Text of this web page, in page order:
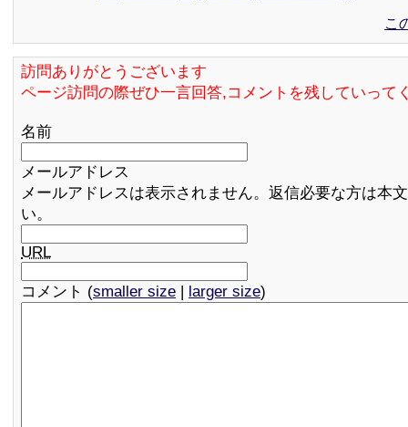
こ
訪問ありがとうございます
ページ訪問の際ぜひ一言回答,コメントを残していって
名前
メールアドレス
メールアドレスは表示されません。返信必要な方は本
い。
URL
コメント (smaller size | larger size)